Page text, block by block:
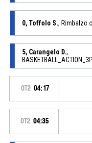
0, Toffolo S., Rimbalzo
5, Carangelo D.,
OT2 04:17
OT2 04:35